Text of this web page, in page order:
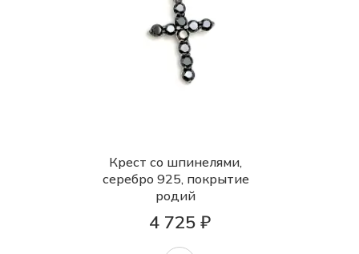
Крест со шпинелями,
серебро 925, покрытие
родий
4 725 ₽